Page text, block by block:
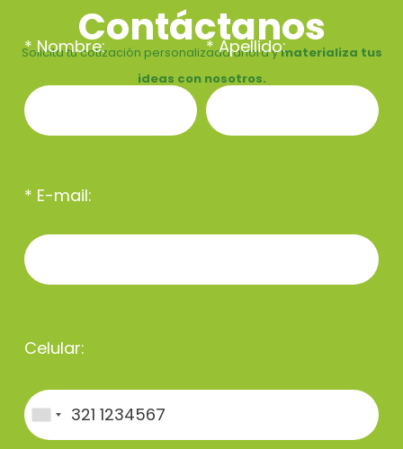
Contáctanos
Solicita tu cotización personalizada ahora ymaterializa tus
ideas con nosotros.
* Nombre: * Apellido:
* E-mail:
Celular: